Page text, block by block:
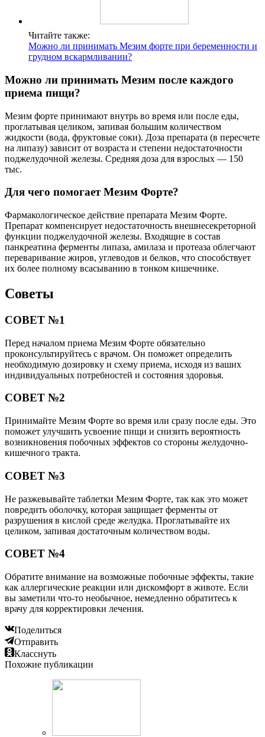
Читайте также:
Можно ли принимать Мезим форте при беременности и
грудном вскармливании?
Можно ли принимать Мезим после каждого
приема пищи?
Мезим форте принимают внутрь во время или после еды,
проглатывая целиком, запивая большим количеством
жидкости (вода, фруктовые соки). Доза препарата (в пересчете
на липазу) зависит от возраста и степени недостаточности
поджелудочной железы. Средняя доза для взрослых — 150
тыс.
Для чего помогает Мезим Форте?
Фармакологическое действие препарата Мезим Форте.
Препарат компенсирует недостаточность внешнесекреторной
функции поджелудочной железы. Входящие в состав
панкреатина ферменты липаза, амилаза и протеаза облегчают
переваривание жиров, углеводов и белков, что способствует
их более полному всасыванию в тонком кишечнике.
Советы
СОВЕТ №1
Перед началом приема Мезим Форте обязательно
проконсультируйтесь с врачом. Он поможет определить
необходимую дозировку и схему приема, исходя из ваших
индивидуальных потребностей и состояния здоровья.
СОВЕТ №2
Принимайте Мезим Форте во время или сразу после еды. Это
поможет улучшить усвоение пищи и снизить вероятность
возникновения побочных эффектов со стороны желудочно-
кишечного тракта.
СОВЕТ №3
Не разжевывайте таблетки Мезим Форте, так как это может
повредить оболочку, которая защищает ферменты от
разрушения в кислой среде желудка. Проглатывайте их
целиком, запивая достаточным количеством воды.
СОВЕТ №4
Обратите внимание на возможные побочные эффекты, такие
как аллергические реакции или дискомфорт в животе. Если
вы заметили что-то необычное, немедленно обратитесь к
врачу для корректировки лечения.
Поделиться
Отправить
Класснуть
Похожие публикации